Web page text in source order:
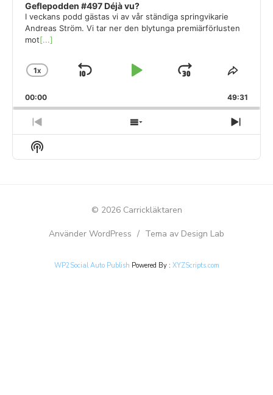
Geflepodden #497 Déjà vu?
I veckans podd gästas vi av vår ständiga springvikarie
Andreas Ström. Vi tar ner den blytunga premiärförlusten
mot[...]
CHANGE
RATE
1X
SKIP
PLAY JUMP
FORWARD
SHARE
00:00 49:31
PREVIOUS
EPISODE
SHOW
EPISODES
NEXT
Show
Podcast
© 2026 Carrickläktaren
Använder WordPress / Tema av Design Lab
WP2Social Auto Publish Powered By : XYZScripts.com